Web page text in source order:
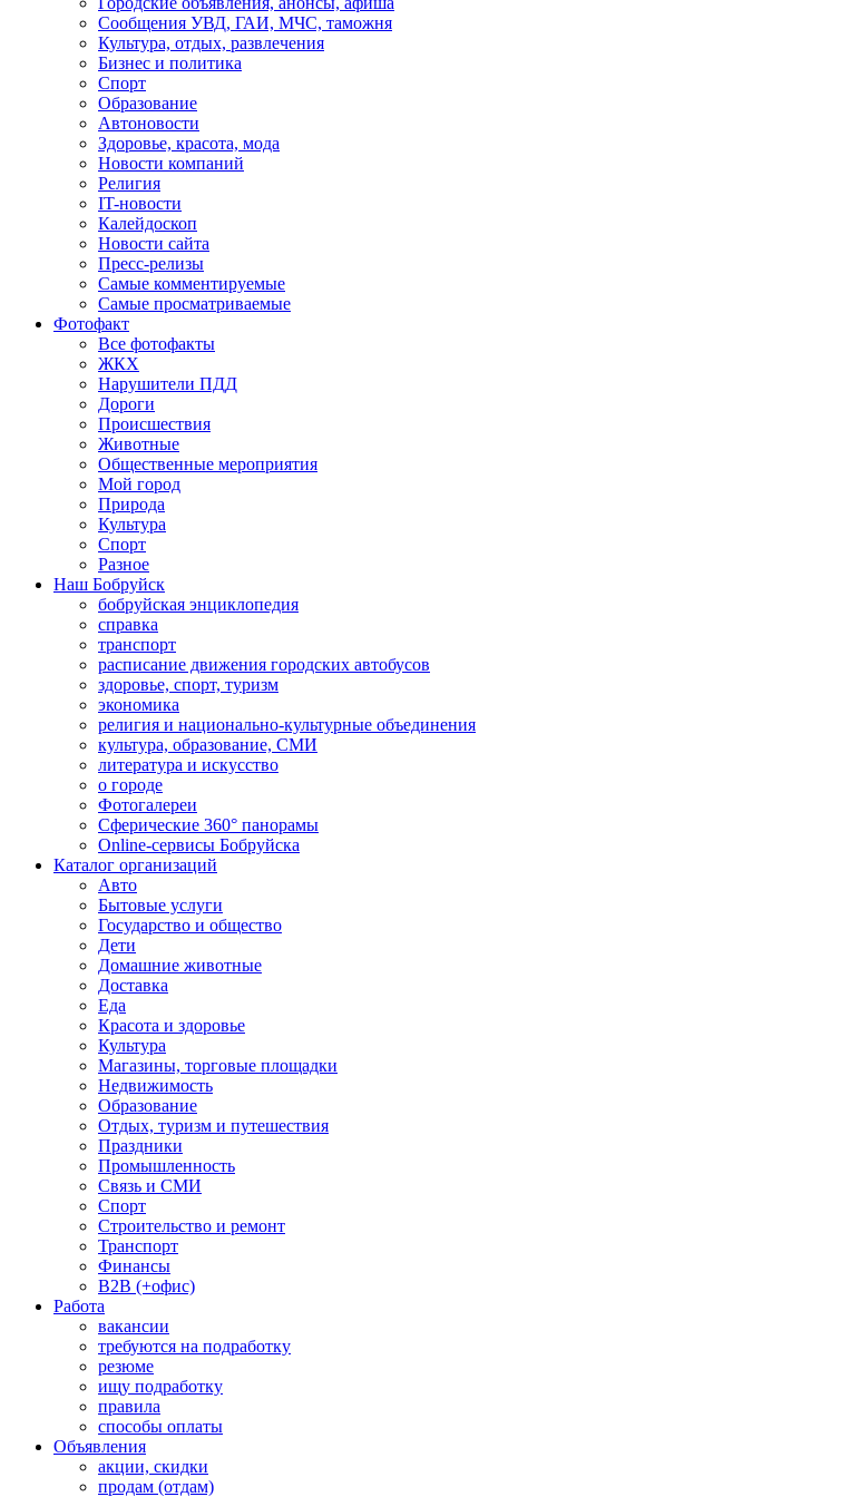
Сообщения УВД, ГАИ, МЧС, таможня
Культура, отдых, развлечения
Бизнес и политика
Спорт
Образование
Автоновости
Здоровье, красота, мода
Новости компаний
Религия
IT-новости
Калейдоскоп
Новости сайта
Пресс-релизы
Самые комментируемые
Самые просматриваемые
Фотофакт
Все фотофакты
ЖКХ
Нарушители ПДД
Дороги
Происшествия
Животные
Общественные мероприятия
Мой город
Природа
Культура
Спорт
Разное
Наш Бобруйск
бобруйская энциклопедия
справка
транспорт
расписание движения городских автобусов
здоровье, спорт, туризм
экономика
религия и национально-культурные объединения
культура, образование, СМИ
литература и искусство
о городе
Фотогалереи
Сферические 360° панорамы
Online-сервисы Бобруйска
Каталог организаций
Авто
Бытовые услуги
Государство и общество
Дети
Домашние животные
Доставка
Еда
Красота и здоровье
Культура
Магазины, торговые площадки
Недвижимость
Образование
Отдых, туризм и путешествия
Праздники
Промышленность
Связь и СМИ
Спорт
Строительство и ремонт
Транспорт
Финансы
B2B (+офис)
Работа
вакансии
требуются на подработку
резюме
ищу подработку
правила
способы оплаты
Объявления
акции, скидки
продам (отдам)